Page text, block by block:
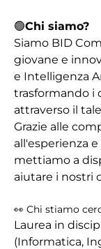
🟢Chi siamo?
Siamo BID
giovane e
e Intelligenza
trasformando i
attraverso il
Grazie alle
all'esperienza
mettiamo a
aiutare i nostri
👀 Chi stiamo
Laurea in
(Informatica,